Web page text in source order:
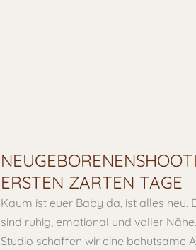
ERSTEN ZARTEN TAGE
Kaum ist euer Baby da, ist alles neu.
sind ruhig, emotional und voller
Studio schaffen wir eine behutsame